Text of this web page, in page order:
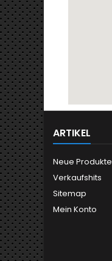
ARTIKEL
Neue Produkte
Verkaufshits
Sitemap
Mein Konto